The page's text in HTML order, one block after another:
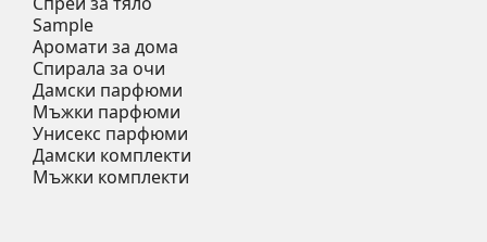
Sample
Аромати за дома
Спирала за очи
Дамски парфюми
Мъжки парфюми
Унисекс парфюми
Дамски комплекти
Мъжки комплекти